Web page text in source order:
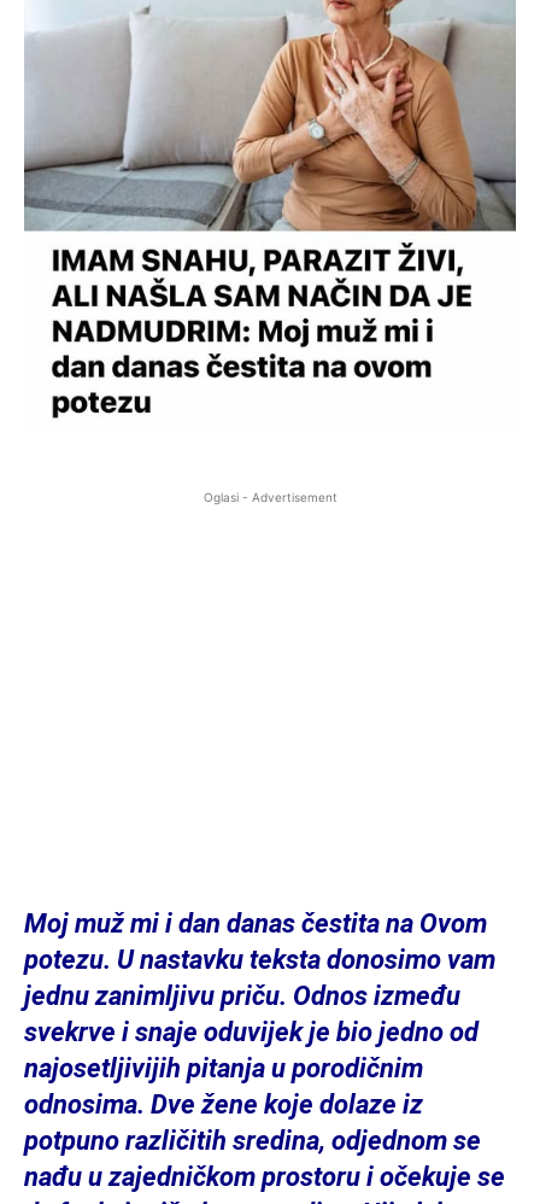
Oglasi - Advertisement
Moj muž mi i dan danas čestita na Ovom
potezu. U nastavku teksta donosimo vam
jednu zanimljivu priču. Odnos između
svekrve i snaje oduvijek je bio jedno od
najosetljivijih pitanja u porodičnim
odnosima. Dve žene koje dolaze iz
potpuno različitih sredina, odjednom se
nađu u zajedničkom prostoru i očekuje se